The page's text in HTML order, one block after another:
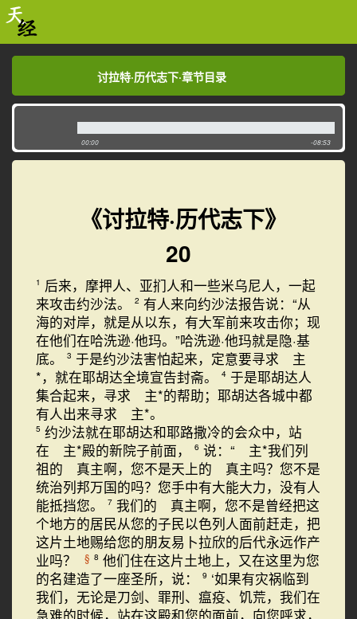
讨拉特·历代志下·章节目录
讨拉特·历代志下·章节目录
00:00 -08:53
《讨拉特·历代志下》
20
1 后来，摩押人、亚扪人和一些米乌尼人，一起
来攻击约沙法。
2 有人来向约沙法报告说：“从
海的对岸，就是从以东，有大军前来攻击你；现
在他们在哈洗逊·他玛。”哈洗逊·他玛就是隐·基
底。
3 于是约沙法害怕起来，定意要寻求 主
*，就在耶胡达全境宣告封斋。
4 于是耶胡达人
集合起来，寻求 主*的帮助；耶胡达各城中都
有人出来寻求 主*。
5 约沙法就在耶胡达和耶路撒冷的会众中，站
在 主*殿的新院子前面，
6 说：“ 主*我们列
祖的 真主啊，您不是天上的 真主吗？您不是
统治列邦万国的吗？您手中有大能大力，没有人
能抵挡您。
7 我们的 真主啊，您不是曾经把这
个地方的居民从您的子民以色列人面前赶走，把
这片土地赐给您的朋友易卜拉欣的后代永远作产
业吗？
§ 8 他们住在这片土地上，又在这里为您
的名建造了一座圣所，说：
9 ‘如果有灾祸临到
我们，无论是刀剑、罪刑、瘟疫、饥荒，我们在
急难的时候，站在这殿和您的面前，向您呼求，